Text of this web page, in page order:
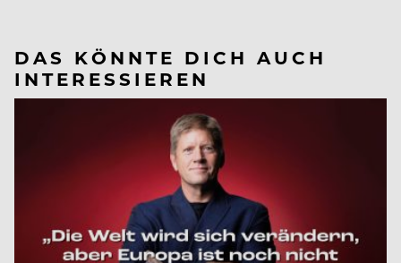
DAS KÖNNTE DICH AUCH
INTERESSIEREN